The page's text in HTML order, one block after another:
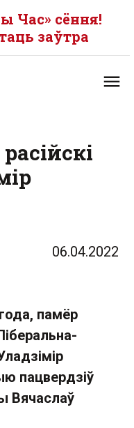
Час» сёння!
заўтра
06.04.2022
памёр
пацвердзіў
Вячаслаў